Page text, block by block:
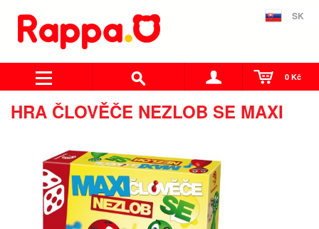
SK
0 Kč
HRA ČLOVĚČE NEZLOB SE MAXI